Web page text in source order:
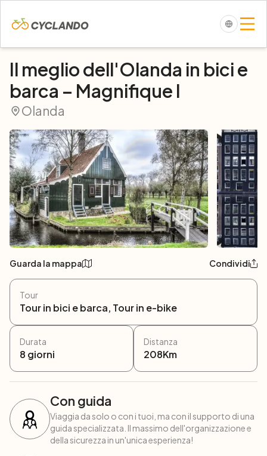
Il meglio dell'Olanda in bici e
barca – Magnifique I
Olanda
Guarda la mappa Condividi
Tour
Tour in bici e barca, Tour in e-bike
Durata
8 giorni
Distanza
208Km
Con guida
Viaggia da solo o con i tuoi, ma con il supporto di una
guida specializzata. Il massimo dell'organizzazione e
della sicurezza in un'unica esperienza!